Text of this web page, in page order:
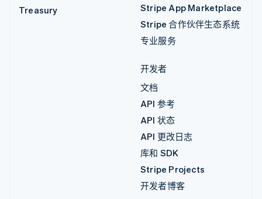
Treasury
Stripe App Marketplace
Stripe 合作伙伴生态系统
专业服务
开发者
文档
API 参考
API 状态
API 更改日志
库和 SDK
Stripe Projects
开发者博客